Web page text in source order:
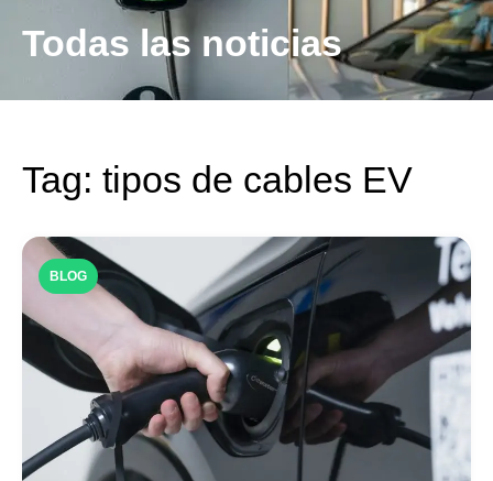
Todas las noticias
Tag: tipos de cables EV
BLOG